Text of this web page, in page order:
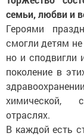
семьи, любви и
Героями
смогли детям
но и сподвигли
поколение в
химической,
отраслях.
В каждой есть